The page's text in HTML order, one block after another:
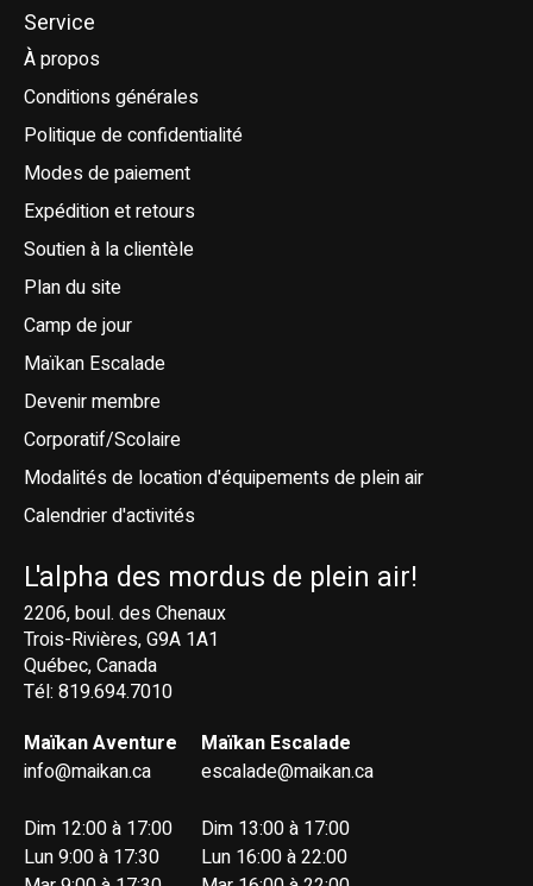
Service
À propos
Conditions générales
Politique de confidentialité
Modes de paiement
Expédition et retours
Soutien à la clientèle
Plan du site
Camp de jour
Maïkan Escalade
Devenir membre
Corporatif/Scolaire
Modalités de location d'équipements de plein air
Calendrier d'activités
L'alpha des mordus de plein air!
2206, boul. des Chenaux
Trois-Rivières, G9A 1A1
Québec, Canada
Tél: 819.694.7010
Maïkan Aventure
info@maikan.ca
Dim 12:00 à 17:00
Lun 9:00 à 17:30
Maïkan Escalade
escalade@maikan.ca
Dim 13:00 à 17:00
Lun 16:00 à 22:00